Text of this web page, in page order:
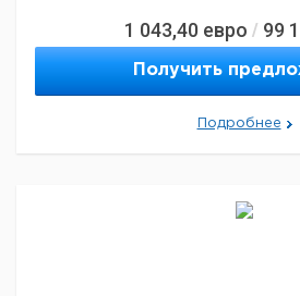
1 043,40 евро / 99
Получить
Подробнее